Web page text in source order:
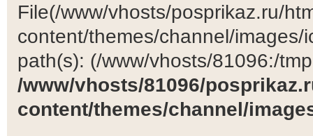
File(/www/vhosts/posprikaz.ru/
content/themes/channel/
path(s): (/www/vhosts/81096:/
/www/vhosts/81096/
content/themes/channel/